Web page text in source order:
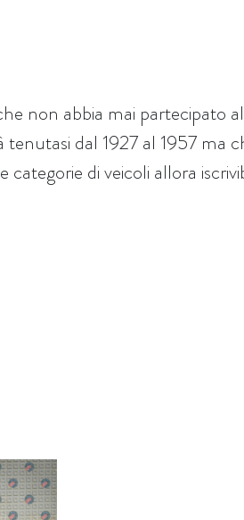
non abbia mai partecipato
tenutasi dal 1927 al 1957 ma
di veicoli allora